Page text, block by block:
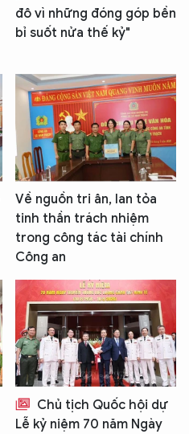
đô vì những đóng góp bền
bỉ suốt nửa thế kỷ"
Về nguồn tri ân, lan tỏa
tinh thần trách nhiệm
trong công tác tài chính
Công an
Chủ tịch Quốc hội dự
Lễ kỷ niệm 70 năm Ngày